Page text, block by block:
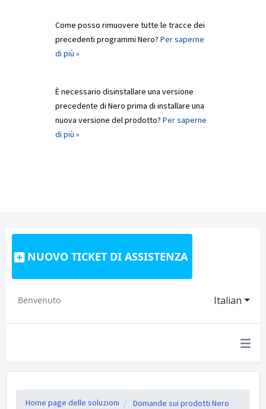
Come posso rimuovere tutte le tracce dei
precedenti programmi Nero? Per saperne
di più »
È necessario disinstallare una versione
precedente di Nero prima di installare una
nuova versione del prodotto? Per saperne
di più »
NUOVO TICKET DI ASSISTENZA
Italian
Benvenuto
Home page delle soluzioni Domande sui prodotti Nero